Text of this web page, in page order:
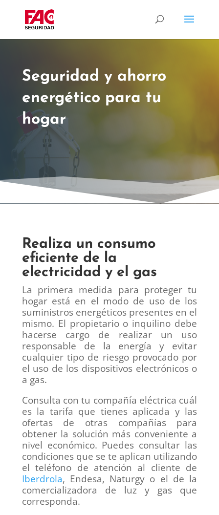
Seguridad y ahorro
energético para tu
hogar
Realiza un consumo
eficiente de la
electricidad y el gas
La primera medida para proteger tu
hogar está en el modo de uso de los
suministros energéticos presentes en el
mismo. El propietario o inquilino debe
hacerse cargo de realizar un uso
responsable de la energía y evitar
cualquier tipo de riesgo provocado por
el uso de los dispositivos electrónicos o
a gas.
Consulta con tu compañía eléctrica cuál
es la tarifa que tienes aplicada y las
ofertas de otras compañías para
obtener la solución más conveniente a
nivel económico. Puedes consultar las
condiciones que se te aplican utilizando
el teléfono de atención al cliente de
Iberdrola, Endesa, Naturgy o el de la
comercializadora de luz y gas que
corresponda.